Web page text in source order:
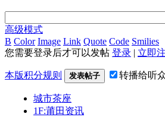
高级模式
B Color Image Link Quote Code Smilies
您需要登录后才可以发帖 登录 | 立即
本版积分规则 发表帖子 转播给听
城市茶座
1F:莆田资讯